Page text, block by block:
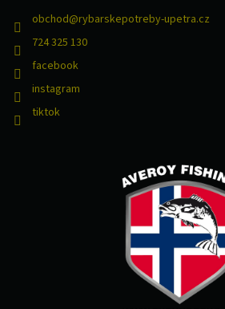
obchod@rybarskepotreby-upetra.cz
724 325 130
facebook
instagram
tiktok